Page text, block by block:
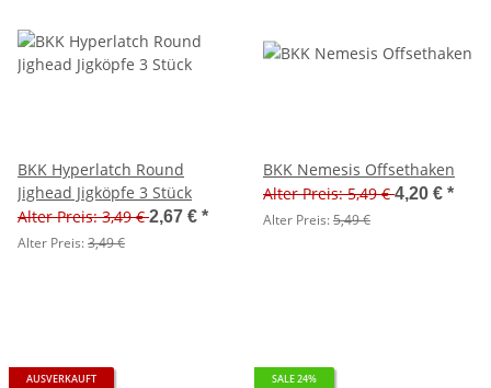
BKK Hyperlatch Round
Jighead Jigköpfe 3 Stück
Alter Preis: 3,49 €2,67 € *
Alter Preis:3,49 €
BKK Nemesis Offsethaken
Alter Preis: 5,49 €4,20 € *
Alter Preis:5,49 €
AUSVERKAUFT SALE 24%